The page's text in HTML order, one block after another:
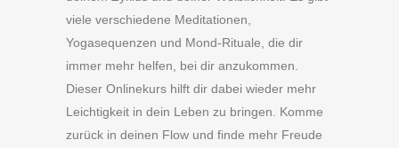
viele verschiedene Meditationen,
Yogasequenzen und Mond-Rituale, die dir
immer mehr helfen, bei dir anzukommen.
Dieser Onlinekurs hilft dir dabei wieder mehr
Leichtigkeit in dein Leben zu bringen. Komme
zurück in deinen Flow und finde mehr Freude